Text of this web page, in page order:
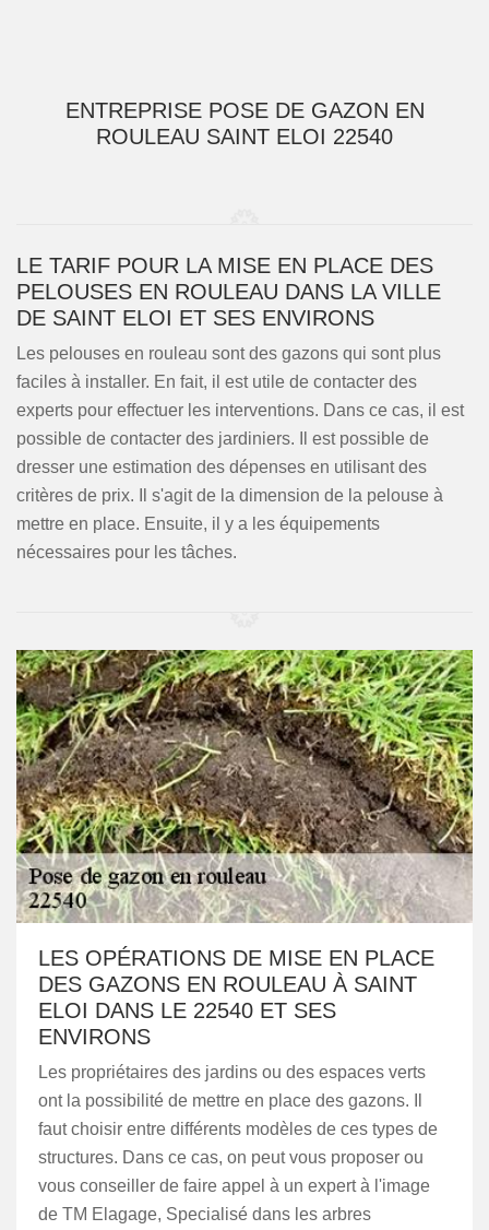
ENTREPRISE POSE DE GAZON EN
ROULEAU SAINT ELOI 22540
LE TARIF POUR LA MISE EN PLACE DES
PELOUSES EN ROULEAU DANS LA VILLE
DE SAINT ELOI ET SES ENVIRONS
Les pelouses en rouleau sont des gazons qui sont plus
faciles à installer. En fait, il est utile de contacter des
experts pour effectuer les interventions. Dans ce cas, il est
possible de contacter des jardiniers. Il est possible de
dresser une estimation des dépenses en utilisant des
critères de prix. Il s'agit de la dimension de la pelouse à
mettre en place. Ensuite, il y a les équipements
nécessaires pour les tâches.
LES OPÉRATIONS DE MISE EN PLACE
DES GAZONS EN ROULEAU À SAINT
ELOI DANS LE 22540 ET SES
ENVIRONS
Les propriétaires des jardins ou des espaces verts
ont la possibilité de mettre en place des gazons. Il
faut choisir entre différents modèles de ces types de
structures. Dans ce cas, on peut vous proposer ou
vous conseiller de faire appel à un expert à l'image
de TM Elagage, Specialisé dans les arbres